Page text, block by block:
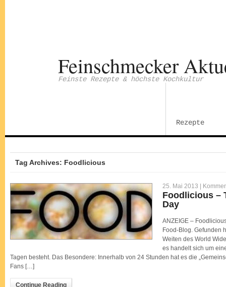
Feinschmecker
Feinste Rezepte & höchste Kochkultur
Rezepte
Tag Archives: Foodlicious
25. Mai 2013 |
Foodlicious –
Day
ANZEIGE –
Food-Blog. Gefunden
Weiten des World
es handelt sich um
Tagen besteht. Das Besondere: Innerhalb von 24 Stunden hat es die
Fans […]
Continue Reading